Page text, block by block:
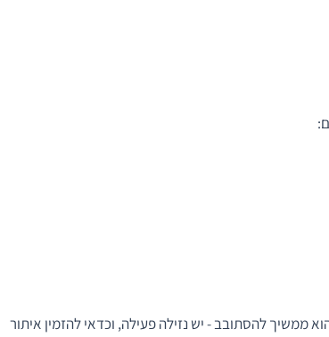
ממשיך להסתובב - יש נזילה פעילה, וכדאי להזמין איתור